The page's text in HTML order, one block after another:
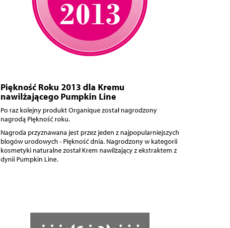
Piękność Roku 2013 dla Kremu
nawilżającego Pumpkin Line
Po raz kolejny produkt Organique został nagrodzony
nagrodą Piękność roku.
Nagroda przyznawana jest przez jeden z najpopularniejszych
blogów urodowych - Piękność dnia. Nagrodzony w kategorii
kosmetyki naturalne został Krem nawilżający z ekstraktem z
dynii Pumpkin Line.